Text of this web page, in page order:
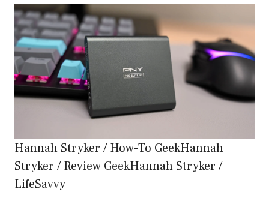
Hannah Stryker / How-To GeekHannah
Stryker / Review GeekHannah Stryker /
LifeSavvy